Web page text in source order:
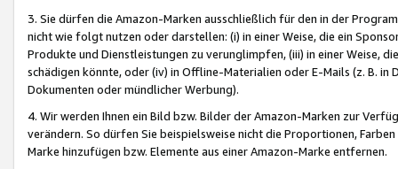
3. Sie dürfen die Amazon-Marken ausschließlich für den in der
nicht wie folgt nutzen oder darstellen: (i) in einer Weise, die ein
Produkte und Dienstleistungen zu verunglimpfen, (iii) in einer Weise,
schädigen könnte, oder (iv) in Offline-Materialien oder E-Mails (z. B. in
Dokumenten oder mündlicher Werbung).
4. Wir werden Ihnen ein Bild bzw. Bilder der Amazon-Marken zur
verändern. So dürfen Sie beispielsweise nicht die Proportionen,
Marke hinzufügen bzw. Elemente aus einer Amazon-Marke entfernen.